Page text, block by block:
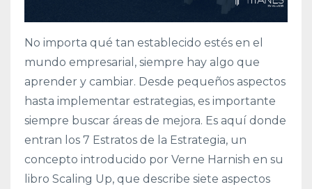
No importa qué tan establecido estés en el
mundo empresarial, siempre hay algo que
aprender y cambiar. Desde pequeños aspectos
hasta implementar estrategias, es importante
siempre buscar áreas de mejora. Es aquí donde
entran los 7 Estratos de la Estrategia, un
concepto introducido por Verne Harnish en su
libro Scaling Up, que describe siete aspectos